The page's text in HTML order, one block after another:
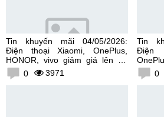
Tin khuyến mãi 04/05/2026:
Điện thoại Xiaomi, OnePlus,
HONOR, vivo giảm giá lên tới
300K0 3971
Tin
Điện
0